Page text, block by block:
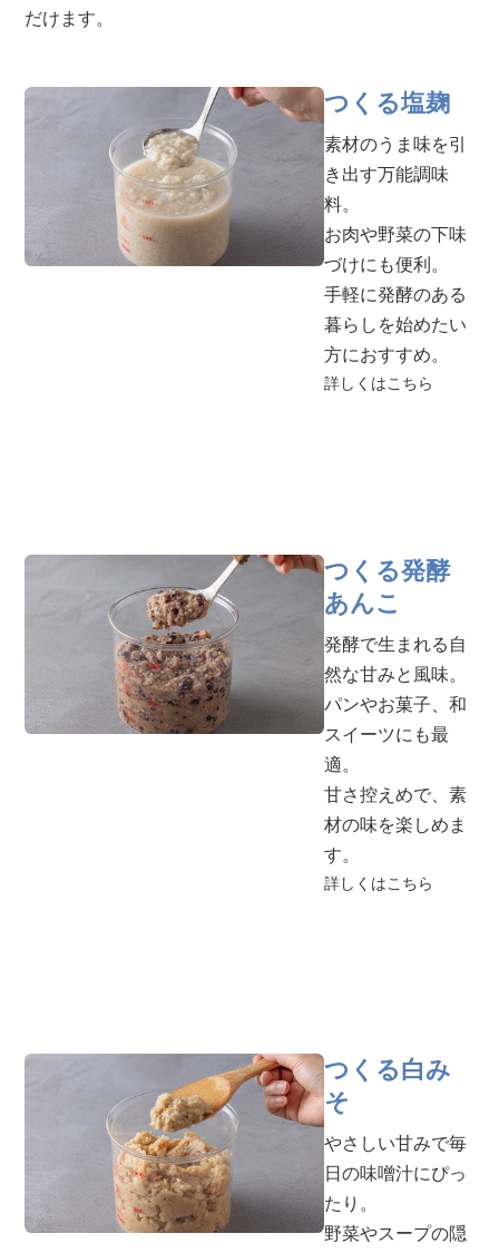
だけます。
つくる塩麹
素材のうま味を引
き出す万能調味
料。
お肉や野菜の下味
づけにも便利。
手軽に発酵のある
暮らしを始めたい
方におすすめ。
詳しくはこちら
つくる発酵
あんこ
発酵で生まれる自
然な甘みと風味。
パンやお菓子、和
スイーツにも最
適。
甘さ控えめで、素
材の味を楽しめま
す。
詳しくはこちら
つくる白み
そ
やさしい甘みで毎
日の味噌汁にぴっ
たり。
野菜やスープの隠